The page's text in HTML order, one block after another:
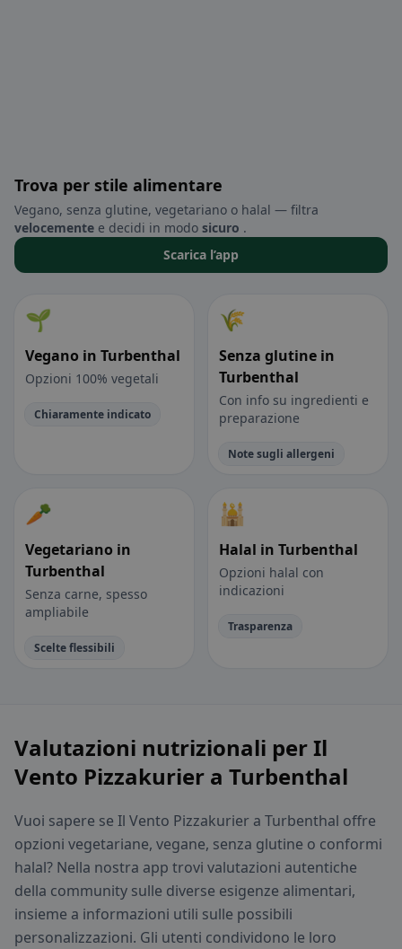
Trova per stile alimentare
Vegano, senza glutine, vegetariano o halal — filtra
velocemente e decidi in modo sicuro .
Scarica l’app
🌱
Vegano in Turbenthal
Opzioni 100% vegetali
Chiaramente indicato
🌾
Senza glutine in
Turbenthal
Con info su ingredienti e
preparazione
Note sugli allergeni
🥕
Vegetariano in
Turbenthal
Senza carne, spesso
ampliabile
Scelte flessibili
🕌
Halal in Turbenthal
Opzioni halal con
indicazioni
Trasparenza
Valutazioni nutrizionali per Il
Vento Pizzakurier a Turbenthal
Vuoi sapere se Il Vento Pizzakurier a Turbenthal offre
opzioni vegetariane, vegane, senza glutine o conformi
halal? Nella nostra app trovi valutazioni autentiche
della community sulle diverse esigenze alimentari,
insieme a informazioni utili sulle possibili
personalizzazioni. Gli utenti condividono le loro